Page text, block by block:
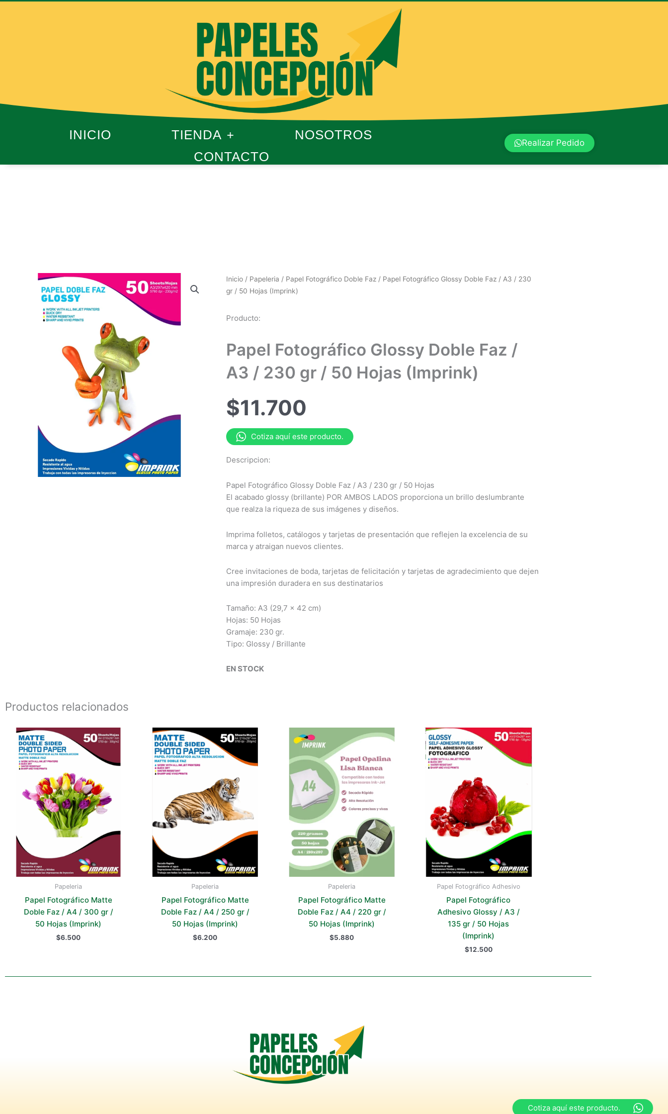
INICIO TIENDA
NOSOTROS
CONTACTO
Realizar Pedido
Inicio / Papeleria / Papel Fotográfico Doble Faz / Papel Fotográfico Glossy Doble Faz / A3 / 230
gr / 50 Hojas (Imprink)
Producto:
Papel Fotográfico Glossy Doble Faz /
A3 / 230 gr / 50 Hojas (Imprink)
$11.700
Cotiza aquí este producto.
Descripcion:
Papel Fotográfico Glossy Doble Faz / A3 / 230 gr / 50 Hojas
El acabado glossy (brillante) POR AMBOS LADOS proporciona un brillo deslumbrante
que realza la riqueza de sus imágenes y diseños.
Imprima folletos, catálogos y tarjetas de presentación que reflejen la excelencia de su
marca y atraigan nuevos clientes.
Cree invitaciones de boda, tarjetas de felicitación y tarjetas de agradecimiento que dejen
una impresión duradera en sus destinatarios
Tamaño: A3 (29,7 x 42 cm)
Hojas: 50 Hojas
Gramaje: 230 gr.
Tipo: Glossy / Brillante
EN STOCK
Productos relacionados
Papeleria
Papel Fotográfico Matte
Doble Faz / A4 / 300 gr /
50 Hojas (Imprink)
$6.500
Papeleria
Papel Fotográfico Matte
Doble Faz / A4 / 250 gr /
50 Hojas (Imprink)
$6.200
Papeleria
Papel Fotográfico Matte
Doble Faz / A4 / 220 gr /
50 Hojas (Imprink)
$5.880
Papel Fotográfico Adhesivo
Papel Fotográfico
Adhesivo Glossy / A3 /
135 gr / 50 Hojas
(Imprink)
$12.500
Cotiza aquí este producto.